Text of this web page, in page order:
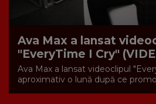
Ava Max a lansat
"EveryTime I Cry"
Ava Max a lansat videoclipul
aproximativ o lună după ce